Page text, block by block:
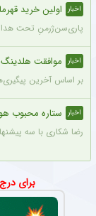
اخبار اولین خرید
پاری‌سن‌ژرمنِ تحت
اخبار موافقت هلدینگ
بر اساس آخرین
اخبار ستاره محبوب
رضا شکاری با سه
برای